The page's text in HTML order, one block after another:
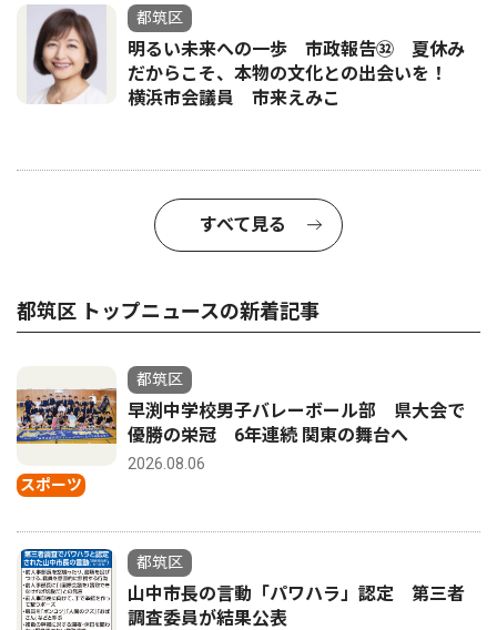
都筑区
明るい未来への一歩 市政報告㉜ 夏休み
だからこそ、本物の文化との出会いを！
横浜市会議員 市来えみこ
すべて見る
都筑区 トップニュースの新着記事
スポーツ
都筑区
早渕中学校男子バレーボール部 県大会で
優勝の栄冠 6年連続 関東の舞台へ
2026.08.06
都筑区
山中市長の言動「パワハラ」認定 第三者
調査委員が結果公表